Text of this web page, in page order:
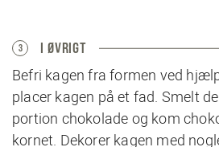
3 I ØVRIGT
Befri kagen fra formen ved
placer kagen på et fad. Smelt
portion chokolade og kom
kornet. Dekorer kagen med